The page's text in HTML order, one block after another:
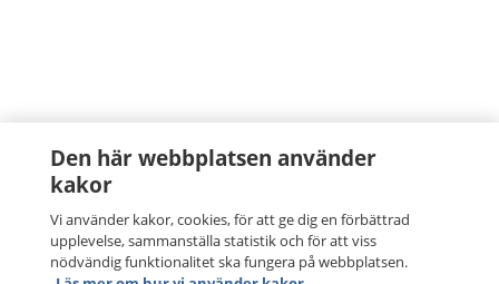
Den här webbplatsen använder
kakor
Vi använder kakor, cookies, för att ge dig en förbättrad
upplevelse, sammanställa statistik och för att viss
nödvändig funktionalitet ska fungera på webbplatsen.